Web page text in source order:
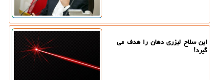
این سلاح لیزری دهان را هدف می
گیرد!